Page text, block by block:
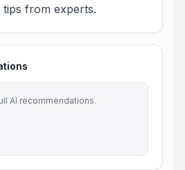
tips from experts.
AI recommendations.